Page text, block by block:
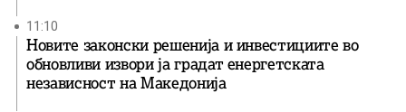
11:10
Новите законски решенија и инвестициите во
обновливи извори ја градат енергетската
независност на Македонија